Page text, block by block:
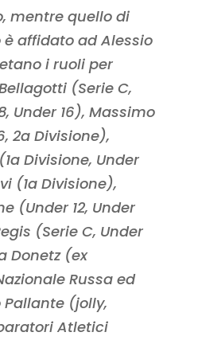
mentre quello di
affidato ad Alessio
i ruoli per
(Serie C,
Under 16), Massimo
2a Divisione),
Divisione, Under
(1a Divisione),
(Under 12, Under
(Serie C, Under
Donetz (ex
Russa ed
Pallante (jolly,
Atletici